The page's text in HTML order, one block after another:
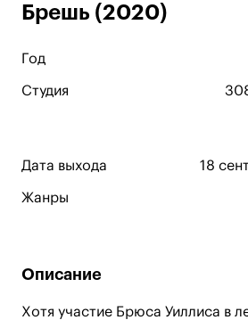
Брешь (2020)
Год
Студия
Дата выхода 18
Жанры
Описание
Хотя участие Брюса Уиллиса в